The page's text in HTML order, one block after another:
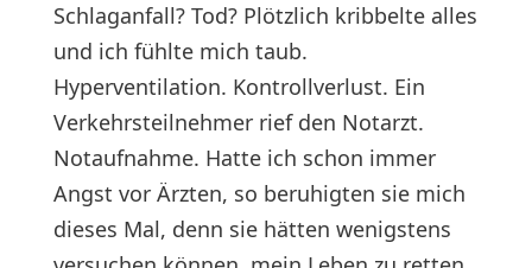
Schlaganfall? Tod? Plötzlich kribbelte alles
und ich fühlte mich taub.
Hyperventilation. Kontrollverlust. Ein
Verkehrsteilnehmer rief den Notarzt.
Notaufnahme. Hatte ich schon immer
Angst vor Ärzten, so beruhigten sie mich
dieses Mal, denn sie hätten wenigstens